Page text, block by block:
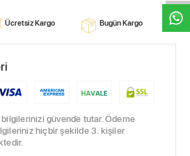
Ücretsiz Kargo Bugün Kargo
güvende tutar. Ödeme
hiçbir şekilde 3. kişiler